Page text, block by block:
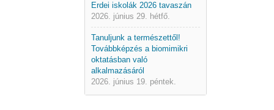
Erdei iskolák 2026 tavaszán
2026. június 29. hétfő.
Tanuljunk a természettől!
Továbbképzés a biomimikri
oktatásban való
alkalmazásáról
2026. június 19. péntek.